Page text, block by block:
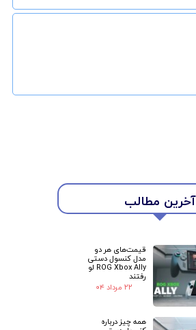
آخرین مطالب
قیمت‌های هر دو
مدل کنسول دستی
ROG Xbox Ally لو
رفتند
۲۲ مرداد ۰۴
همه چیز درباره